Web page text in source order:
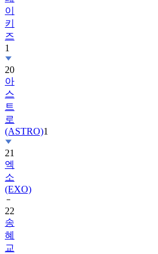
이
키
즈
1
20
아
스
트
로
(ASTRO)1
21
엑
소
(EXO)
22
송
혜
교